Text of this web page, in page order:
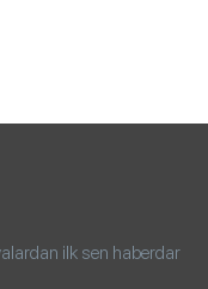
ilk sen haberdar